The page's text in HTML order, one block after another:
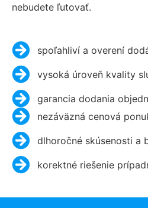
nebudete ľutovať.
spoľahliví a overení
vysoká úroveň kvality
garancia dodania
nezáväzná cenová
dlhoročné skúsenosti a
korektné riešenie